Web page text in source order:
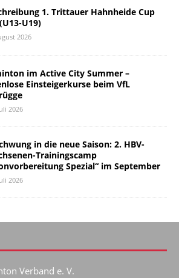
1. Trittauer Hahnheide Cup
U19)
2026
im Active City Summer –
Einsteigerkurse beim VfL
2026
in die neue Saison: 2. HBV-
Trainingscamp
Spezial“ im September
2026
Verband e. V.